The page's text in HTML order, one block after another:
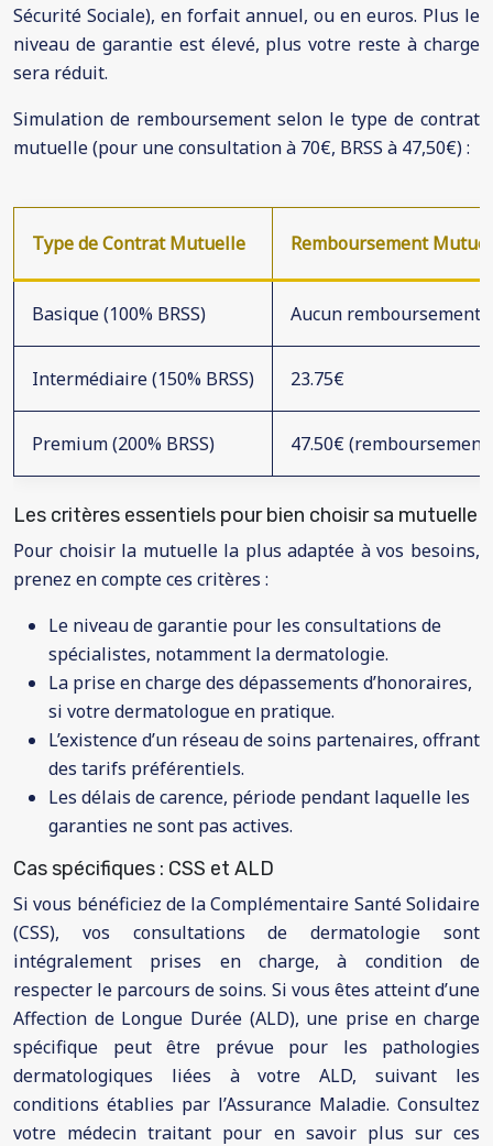
Sécurité Sociale), en forfait annuel, ou en euros. Plus le
niveau de garantie est élevé, plus votre reste à charge
sera réduit.
Simulation de remboursement selon le type de contrat
mutuelle (pour une consultation à 70€, BRSS à 47,50€) :
Type de Contrat Mutuelle Remboursement
Basique (100% BRSS) Aucun remboursement
Intermédiaire (150% BRSS) 23.75€
Premium (200% BRSS) 47.50€
Les critères essentiels pour bien choisir sa mutuelle
Pour choisir la mutuelle la plus adaptée à vos besoins,
prenez en compte ces critères :
Le niveau de garantie pour les consultations de
spécialistes, notamment la dermatologie.
La prise en charge des dépassements d’honoraires,
si votre dermatologue en pratique.
L’existence d’un réseau de soins partenaires, offrant
des tarifs préférentiels.
Les délais de carence, période pendant laquelle les
garanties ne sont pas actives.
Cas spécifiques : CSS et ALD
Si vous bénéficiez de la Complémentaire Santé Solidaire
(CSS), vos consultations de dermatologie sont
intégralement prises en charge, à condition de
respecter le parcours de soins. Si vous êtes atteint d’une
Affection de Longue Durée (ALD), une prise en charge
spécifique peut être prévue pour les pathologies
dermatologiques liées à votre ALD, suivant les
conditions établies par l’Assurance Maladie. Consultez
votre médecin traitant pour en savoir plus sur ces